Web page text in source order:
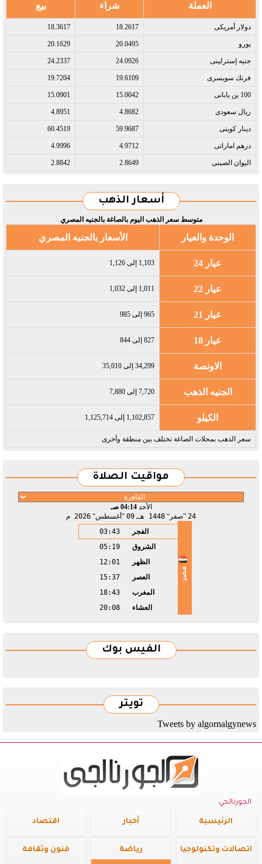
العملة شراء بيع
دولار أمريكى​ 18.2617
18.3617
يورو​ 20.0495
20.1629
جنيه إسترلينى​ 24.0926
24.2337
فرنك سويسرى​ 19.6109
19.7204
100 ين يابانى​ 15.0042
15.0901
ريال سعودى​ 4.8682
4.8951
دينار كويتى​ 59.9687
60.4519
درهم اماراتى​ 4.9712
4.9996
اليوان الصينى​ 2.8649
2.8842
أسعار الذهب
متوسط سعر الذهب اليوم بالصاغة بالجنيه المصري
الوحدة والعيار الأسعار بالجنيه المصري
عيار 24 1,103 إلى 1,126
عيار 22 1,011 إلى 1,032
عيار 21 965 إلى 985
عيار 18 827 إلى 844
الاونصة 34,299 إلى 35,010
الجنيه الذهب 7,720 إلى 7,880
الكيلو 1,102,857 إلى 1,125,714
سعر الذهب بمحلات الصاغة تختلف بين منطقة وأخرى
مواقيت الصلاة
الأحد04:14 صـ
24 صفر 1448 هـ 09 أغسطس 2026 م
مصر
الفجر
03:43
الشروق
05:19
الظهر
12:01
العصر
15:37
المغرب
18:43
العشاء
20:08
الفيس بوك
تويتر
Tweets by algornalgynews
الجورنالجي
الرئيسية أخبار اقتصاد
اتصالات وتكنولوجيا رياضة فنون وثقافة